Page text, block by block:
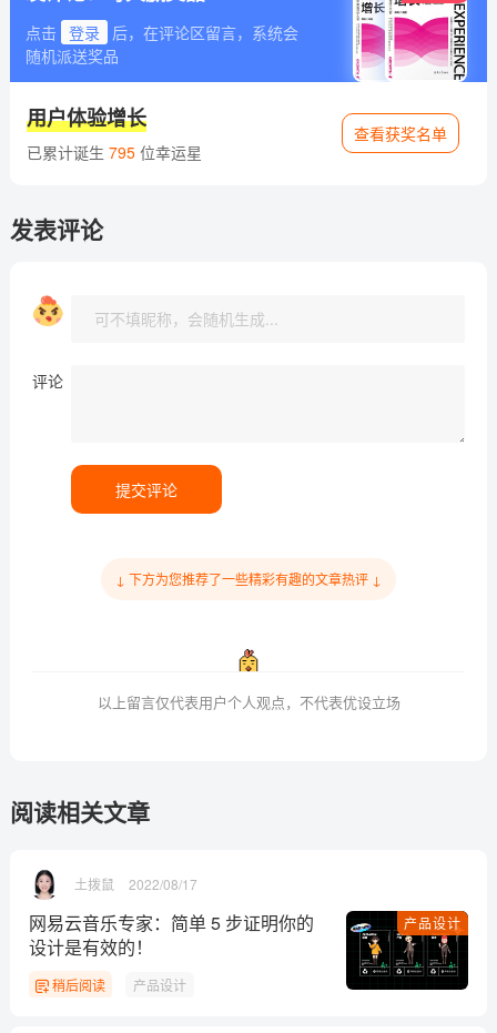
点击 登录
后，在评论区留言，系统会
随机派送奖品
用户体验增长
已累计诞生 795位幸运星
查看获奖名单
发表评论
评论
提交评论
↓ 下方为您推荐了一些精彩有趣的文章热评 ↓
以上留言仅代表用户个人观点，不代表优设立场
阅读相关文章
土拨鼠 2022/08/17
产品设计
网易云音乐专家：简单 5 步证明你的
设计是有效的！
稍后阅读 产品设计